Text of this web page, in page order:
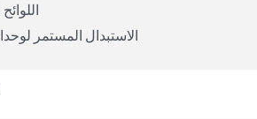
الاستبدال المستمر